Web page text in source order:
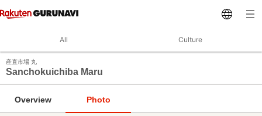
All Culture
産直市場 丸
Sanchokuichiba Maru
Overview Photo